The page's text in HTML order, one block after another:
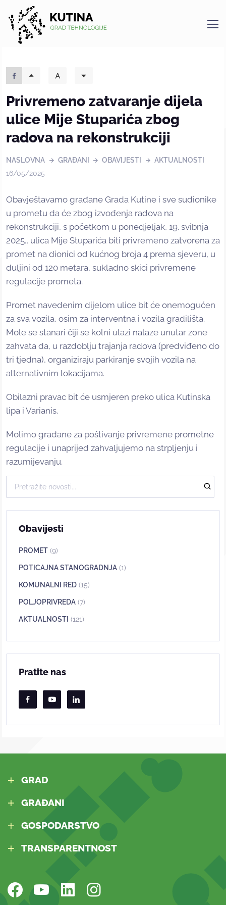
Kutina
Privremeno zatvaranje dijela
ulice Mije Stuparića zbog
radova na rekonstrukciji
NASLOVNA GRAĐANI OBAVIJESTI
AKTUALNOSTI
16/05/2025
Obavještavamo građane Grada Kutine i sve sudionike
u prometu da će zbog izvođenja radova na
rekonstrukciji, s početkom u ponedjeljak, 19. svibnja
2025., ulica Mije Stuparića biti privremeno zatvorena za
promet na dionici od kućnog broja 4 prema sjeveru, u
duljini od 120 metara, sukladno skici privremene
regulacije prometa.
Promet navedenim dijelom ulice bit će onemogućen
za sva vozila, osim za interventna i vozila gradilišta.
Mole se stanari čiji se kolni ulazi nalaze unutar zone
zahvata da, u razdoblju trajanja radova (predviđeno do
tri tjedna), organiziraju parkiranje svojih vozila na
alternativnim lokacijama.
Obilazni pravac bit će usmjeren preko ulica Kutinska
lipa i Varianis.
Molimo građane za poštivanje privremene prometne
regulacije i unaprijed zahvaljujemo na strpljenju i
razumijevanju.
Obavijesti
PROMET (9)
POTICAJNA STANOGRADNJA (1)
KOMUNALNI RED (15)
POLJOPRIVREDA (7)
AKTUALNOSTI (121)
Pratite nas
GRAD
GRAĐANI
GOSPODARSTVO
TRANSPARENTNOST